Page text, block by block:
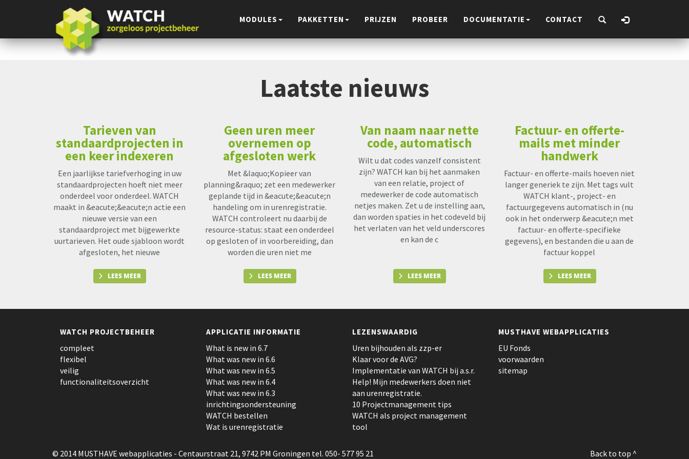
MODULES PAKKETTEN PRIJZEN PROBEER DOCUMENTATIE CONTACT
Laatste nieuws
Tarieven van
standaardprojecten in
een keer indexeren
Een jaarlijkse tariefverhoging in uw
standaardprojecten hoeft niet meer
onderdeel voor onderdeel. WATCH
maakt in &eacute;&eacute;n actie een
nieuwe versie van een
standaardproject met bijgewerkte
uurtarieven. Het oude sjabloon wordt
afgesloten, het nieuwe
LEES MEER
Geen uren meer
overnemen op
afgesloten werk
Met &laquo;Kopieer van
planning&raquo; zet een medewerker
geplande tijd in &eacute;&eacute;n
handeling om in urenregistratie.
WATCH controleert nu daarbij de
resource-status: staat een onderdeel
op gesloten of in voorbereiding, dan
worden die uren niet me
LEES MEER
Van naam naar nette
code, automatisch
Wilt u dat codes vanzelf consistent
zijn? WATCH kan bij het aanmaken
van een relatie, project of
medewerker de code automatisch
netjes maken. Zet u de instelling aan,
dan worden spaties in het codeveld bij
het verlaten van het veld underscores
en kan de c
LEES MEER
Factuur- en offerte-
mails met minder
handwerk
Factuur- en offerte-mails hoeven niet
langer generiek te zijn. Met tags vult
WATCH klant-, project- en
factuurgegevens automatisch in (nu
ook in het onderwerp &eacute;n met
factuur- en offerte-specifieke
gegevens), en bestanden die u aan de
factuur koppel
LEES MEER
WATCH PROJECTBEHEER
compleet
flexibel
veilig
functionaliteitsoverzicht
APPLICATIE INFORMATIE
What is new in 6.7
What was new in 6.6
What was new in 6.5
What was new in 6.4
What was new in 6.3
inrichtingsondersteuning
WATCH bestellen
Wat is urenregistratie
LEZENSWAARDIG
Uren bijhouden als zzp-er
Klaar voor de AVG?
Implementatie van WATCH bij a.s.r.
Help! Mijn medewerkers doen niet
aan urenregistratie.
10 Projectmanagement tips
WATCH als project management
tool
MUSTHAVE WEBAPPLICATIES
EU Fonds
voorwaarden
sitemap
Back to top ^
© 2014 MUSTHAVE webapplicaties - Centaurstraat 21, 9742 PM Groningen tel. 050- 577 95 21